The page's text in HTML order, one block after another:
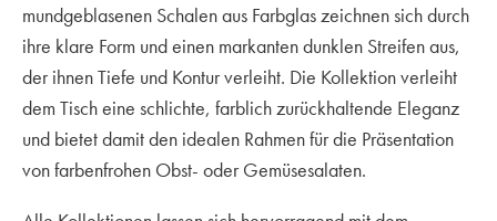
mundgeblasenen Schalen aus Farbglas zeichnen sich durch
ihre klare Form und einen markanten dunklen Streifen aus,
der ihnen Tiefe und Kontur verleiht. Die Kollektion verleiht
dem Tisch eine schlichte, farblich zurückhaltende Eleganz
und bietet damit den idealen Rahmen für die Präsentation
von farbenfrohen Obst- oder Gemüsesalaten.